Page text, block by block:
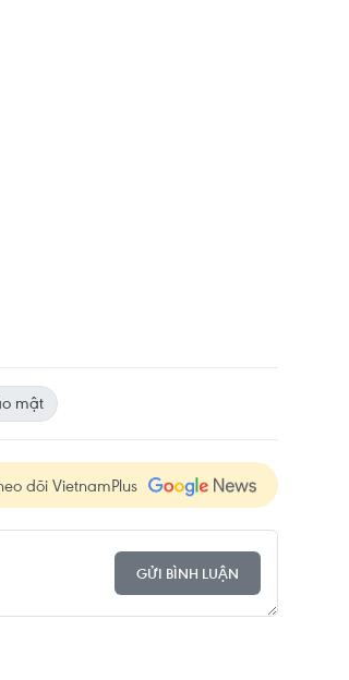
mật
dõi VietnamPlus
GỬI BÌNH LUẬN